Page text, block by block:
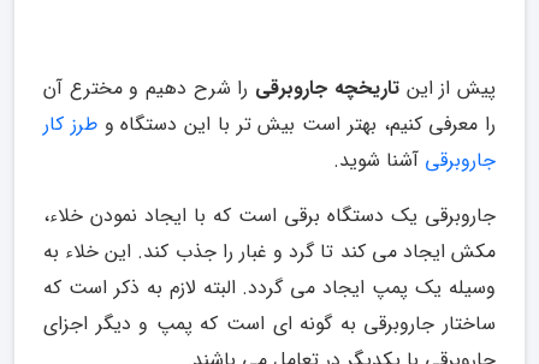
پیش از اینتاریخچه جاروبرقی را شرح دهیم و مخترع آن
را معرفی کنیم، بهتر است بیش تر با این دستگاه وطرز کار
جاروبرقی آشنا شوید.
جاروبرقی یک دستگاه برقی است که با ایجاد نمودن خلاء،
مکش ایجاد می کند تا گرد و غبار را جذب کند. این خلاء به
وسیله یک پمپ ایجاد می گردد. البته لازم به ذکر است که
ساختار جاروبرقی به گونه ای است که پمپ و دیگر اجزای